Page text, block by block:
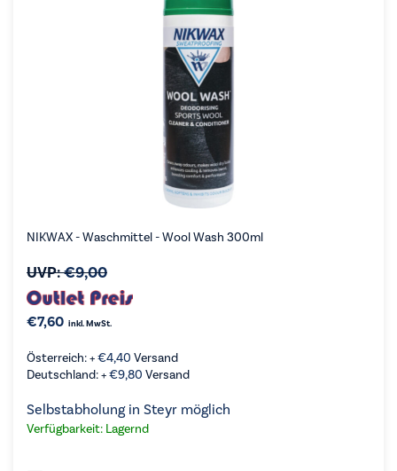
NIKWAX - Waschmittel - Wool Wash 300ml
UVP:€9,00
€7,60 inkl. MwSt.
Österreich: +€4,40 Versand
Deutschland: +€9,80 Versand
Selbstabholung in Steyr möglich
Verfügbarkeit: Lagernd